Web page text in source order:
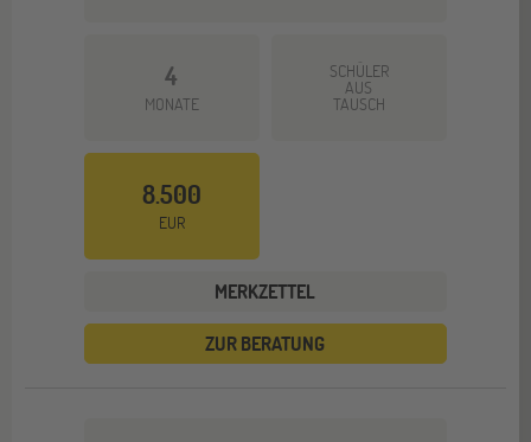
4
MONATE
SCHÜLER
AUS
TAUSCH
8.500
EUR
MERKZETTEL
ZUR BERATUNG